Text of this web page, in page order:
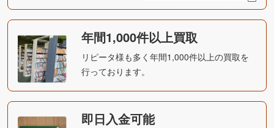
年間1,000件以上買取
リピータ様も多く年間1,000件以上の買取を
行っております。
即日入金可能